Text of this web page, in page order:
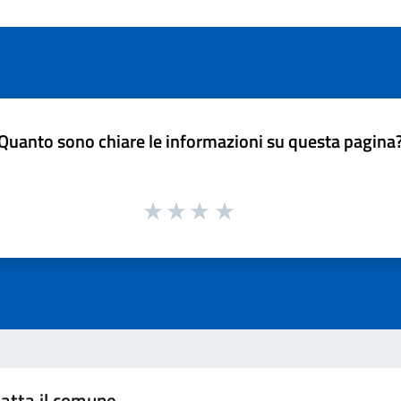
sono chiare le informazioni su questa